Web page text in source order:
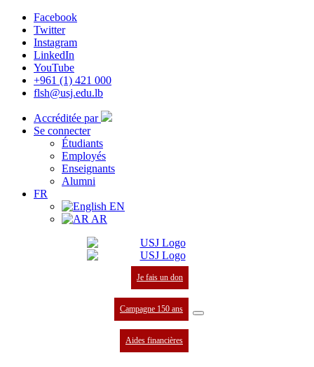
Facebook
Twitter
Instagram
LinkedIn
YouTube
+961 (1) 421 000
flsh@usj.edu.lb
Accréditée par
Se connecter
Étudiants
Employés
Enseignants
Alumni
FR
EN
AR
Je fais un don
Campagne 150 ans
Aides financières